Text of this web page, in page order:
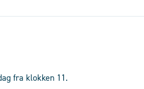
fra klokken 11.